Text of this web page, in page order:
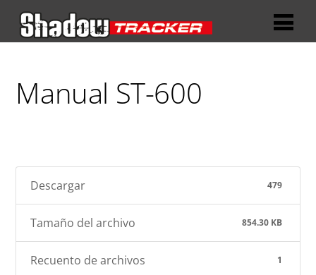
Manual ST-600
Descargar 479
Tamaño del archivo 854.30 KB
Recuento de archivos 1